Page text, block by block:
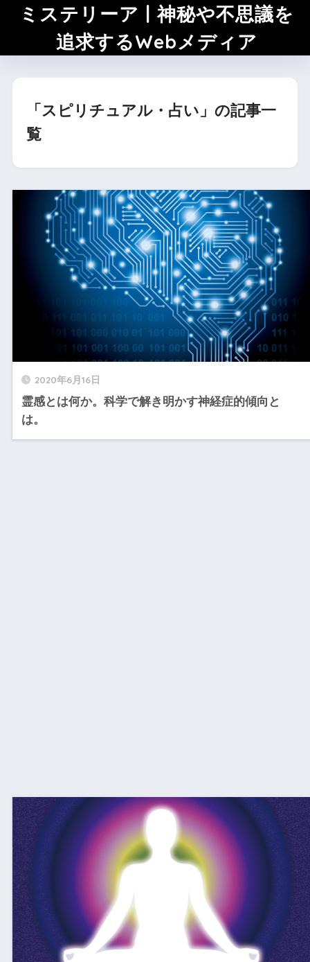
ミステリーア | 神秘や不思議を
追求するWebメディア
「スピリチュアル・占い」の記事一
覧
2020年6月16日
霊感とは何か。科学で解き明かす神経症的傾向と
は。